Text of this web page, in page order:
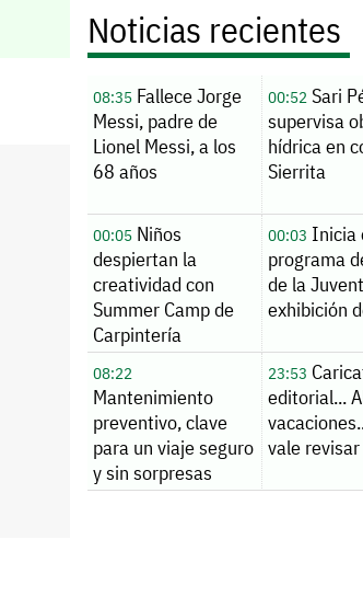
Noticias recientes
08:35 Fallece Jorge
Messi, padre de
Lionel Messi, a los
68 años
00:52Sari
supervisa
hídrica en
Sierrita
00:05 Niños
despiertan la
creatividad con
Summer Camp de
Carpintería
00:03 Inicia
programa
de la
exhibición
08:22
Mantenimiento
preventivo, clave
para un viaje seguro
y sin sorpresas
23:53
editorial...
vale revisar